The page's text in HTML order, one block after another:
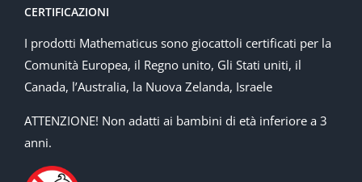
CERTIFICAZIONI
I prodotti Mathematicus sono giocattoli certificati per la
Comunità Europea, il Regno unito, Gli Stati uniti, il
Canada, l’Australia, la Nuova Zelanda, Israele
ATTENZIONE! Non adatti ai bambini di età inferiore a 3
anni.